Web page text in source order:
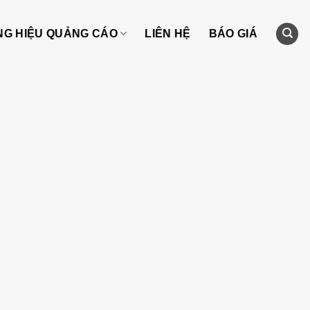
HIỆU QUẢNG CÁO LIÊN HỆ BÁO GIÁ